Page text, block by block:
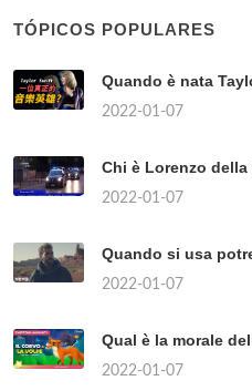
TÓPICOS POPULARES
Quando è nata
2022-01-07
Chi è Lorenzo della
2022-01-07
Quando si usa
2022-01-07
Qual è la morale
2022-01-07